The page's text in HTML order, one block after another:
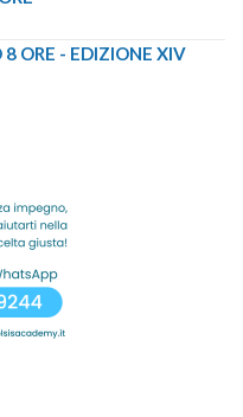
ORE - EDIZIONE XIV